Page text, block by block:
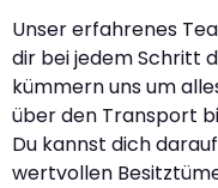
Unser erfahrenes
dir bei jedem Schritt
kümmern uns um
über den Transport
Du kannst dich
wertvollen